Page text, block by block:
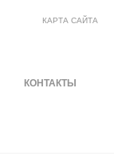
КАРТА САЙТА
КОНТАКТЫ